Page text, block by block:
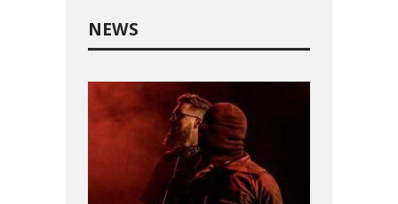
NEWS